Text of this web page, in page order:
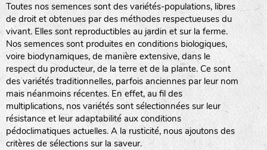
Toutes nos semences sont des variétés-populations, libres
de droit et obtenues par des méthodes respectueuses du
vivant. Elles sont reproductibles au jardin et sur la ferme.
Nos semences sont produites en conditions biologiques,
voire biodynamiques, de manière extensive, dans le
respect du producteur, de la terre et de la plante. Ce sont
des variétés traditionnelles, parfois anciennes par leur nom
mais néanmoins récentes. En effet, au fil des
multiplications, nos variétés sont sélectionnées sur leur
résistance et leur adaptabilité aux conditions
pédoclimatiques actuelles. A la rusticité, nous ajoutons des
critères de sélections sur la saveur.
haies
zone sauvage